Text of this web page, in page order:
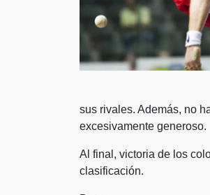
sus rivales. Además, no
excesivamente generoso.
Al final, victoria de los
clasificación.